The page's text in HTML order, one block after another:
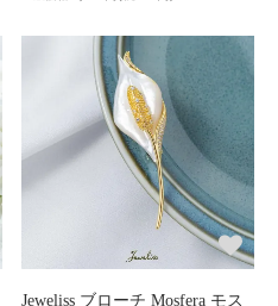
Jeweliss ブローチ Mosfera モス